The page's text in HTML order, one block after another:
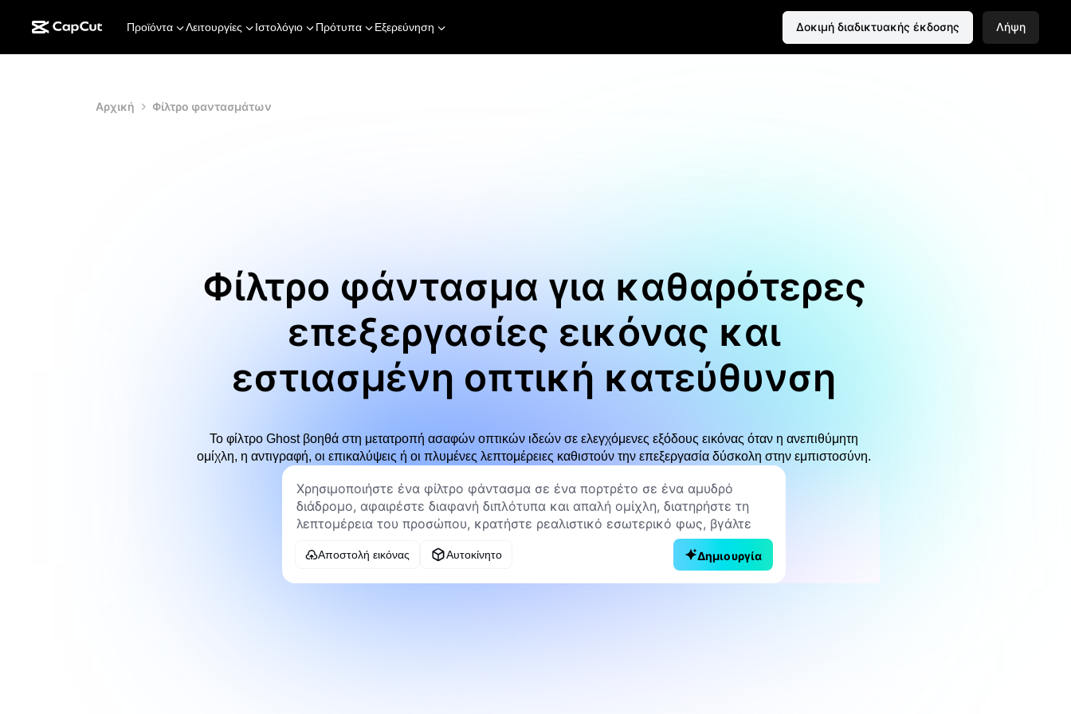
Προϊόντα Λειτουργίες Ιστολόγιο Πρότυπα Εξερεύνηση Δοκιμή διαδικτυακής έκδοσης Λήψη
Αρχική Φίλτρο φαντασμάτων
Φίλτρο φάντασμα για καθαρότερες
επεξεργασίες εικόνας και
εστιασμένη οπτική κατεύθυνση
Το φίλτρο Ghost βοηθά στη μετατροπή ασαφών οπτικών ιδεών σε ελεγχόμενες εξόδους εικόνας όταν η ανεπιθύμητη
ομίχλη, η αντιγραφή, οι επικαλύψεις ή οι πλυμένες λεπτομέρειες καθιστούν την επεξεργασία δύσκολη στην εμπιστοσύνη.
Αποστολή εικόνας Αυτοκίνητο Δημιουργία